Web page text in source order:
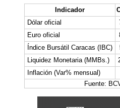
Indicador
Dólar oficial
Euro oficial
Índice Bursátil Caracas (IBC)
Liquidez Monetaria (MMBs.)
Inflación (Var% mensual)
Fuente: